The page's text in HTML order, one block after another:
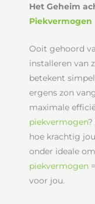
Het Geheim
Piekvermogen
Ooit gehoord
installeren van
betekent
ergens zon
maximale
piekvermogen?
hoe krachtig
onder ideale
piekvermogen
voor jou.